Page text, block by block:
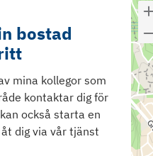
bostad
mina kollegor som
kontaktar dig för
också starta en
dig via vår tjänst